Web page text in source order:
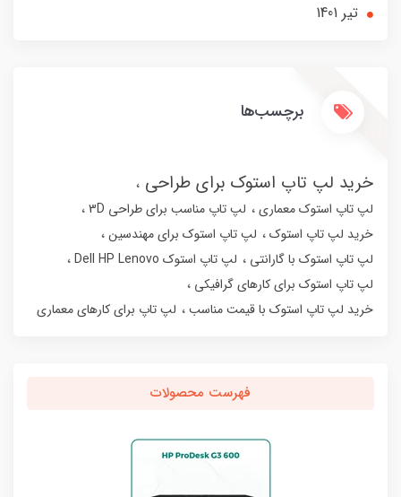
تير 1401
برچسب‌ها
خرید لپ تاپ استوک برای طراحی
لپ تاپ استوک معماری
لپ تاپ مناسب برای طراحی 3D
خرید لپ تاپ استوک
لپ تاپ استوک برای مهندسین
لپ تاپ استوک با گارانتی
لپ تاپ استوک Dell HP Lenovo
لپ تاپ استوک برای کارهای گرافیکی
خرید لپ تاپ استوک با قیمت مناسب
لپ تاپ برای کارهای معماری
فهرست محصولات